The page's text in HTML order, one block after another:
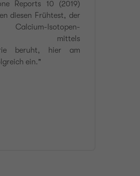
Reports 10 (2019)
diesen Frühtest, der
Isotopen-
mittels
beruht, hier am
ein."